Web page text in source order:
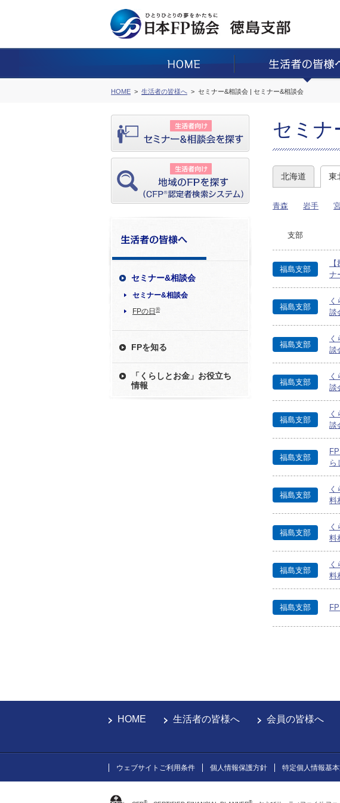
HOME 生活者の皆様へ セミナー&相談会 | セミナー&相談会
セミナー&相談会
セミナー&相談会
FPの日 ®
FPを知る
「くらしとお金」お役立ち
情報
セミナ
北海道 東
青森 岩手
支部
福島支部
ナ
福島支部
談
福島支部
談
福島支部
談
福島支部
談
福島支部
ら
福島支部
料
福島支部
料
福島支部
料
福島支部
HOME 生活者の皆様へ 会員の皆様へ
ウェブサイトご利用条件 個人情報保護方針 特定個人情報基
® ®